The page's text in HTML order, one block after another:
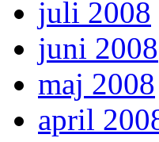
juli 2008
juni 2008
maj 2008
april